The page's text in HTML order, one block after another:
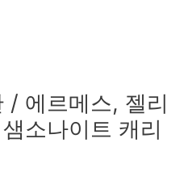
/ 에르메스, 젤리
소나이트 캐리